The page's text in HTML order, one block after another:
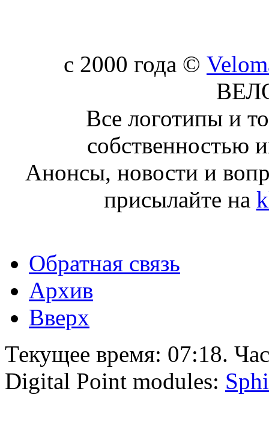
c 2000 года ©
Все логотипы и
собственностью
Анонсы, новости и
присылайте на
Обратная связь
Архив
Вверх
Текущее время: 07:18.
Digital Point modules: